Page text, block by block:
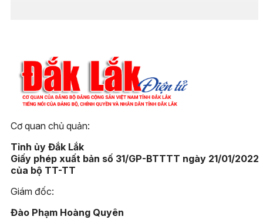
Cơ quan chủ quản:
Tỉnh ủy Đắk Lắk
Giấy phép xuất bản số 31/GP-BTTTT ngày 21/01/2022
của bộ TT-TT
Giám đốc:
Đào Phạm Hoàng Quyên